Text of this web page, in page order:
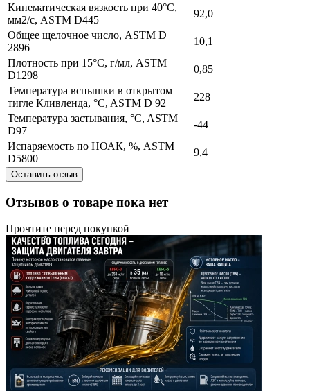
Кинематическая вязкость при 40°C,
мм2/с, ASTM D445
92,0
Общее щелочное число, ASTM D
2896
10,1
Плотность при 15°C, г/мл, ASTM
D1298
0,85
Температура вспышки в открытом
тигле Кливленда, °C, ASTM D 92
228
Температура застывания, °C, ASTM
D97
-44
Испаряемость по НОАК, %, ASTM
D5800
9,4
Оставить отзыв
Отзывов о товаре пока нет
Прочтите перед покупкой